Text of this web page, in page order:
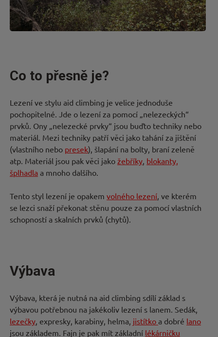
Co to přesně je?
Lezení ve stylu aid climbing je velice jednoduše
pochopitelné. Jde o lezení za pomocí „nelezeckých“
prvků. Ony „nelezecké prvky“ jsou buďto techniky nebo
materiál. Mezi techniky patří věci jako tahání za jištění
(vlastního nebo presek), šlapání na bolty, braní zeleně
atp. Materiál jsou pak věci jako žebříky, blokanty,
šplhadla a mnoho dalšího.
Tento styl lezení je opakem volného lezení, ve kterém
se lezci snaží překonat stěnu pouze za pomocí vlastních
schopností a skalních prvků (chytů).
Výbava
Výbava, která je nutná na aid climbing sdílí základ s
výbavou potřebnou na jakékoliv lezení s lanem. Sedák,
lezečky, expresky, karabiny, helma, jistítko a dobré lano
jsou základem. Fajn je pak mít základní lékárničku